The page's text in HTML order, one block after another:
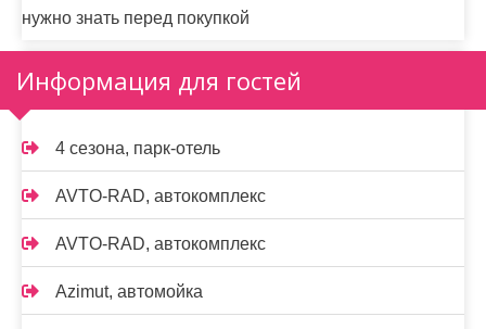
нужно знать перед покупкой
Информация для гостей
4 сезона, парк-отель
AVTO-RAD, автокомплекс
AVTO-RAD, автокомплекс
Azimut, автомойка